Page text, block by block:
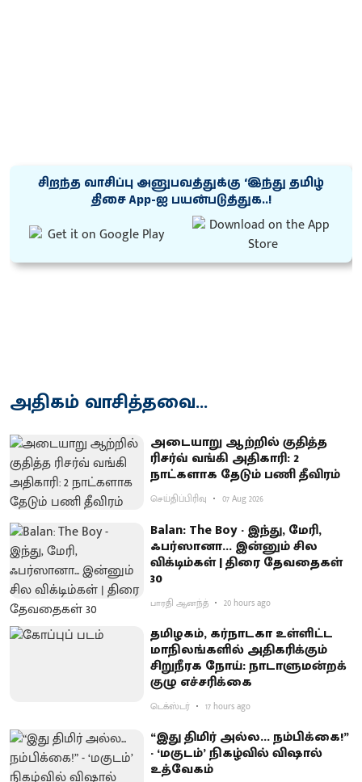
சிறந்த வாசிப்பு அனுபவத்துக்கு ‘இந்து தமிழ்
திசை App-ஐ பயன்படுத்துக..!
அதிகம் வாசித்தவை...
அடையாறு ஆற்றில் குதித்த
ரிசர்வ் வங்கி அதிகாரி: 2
நாட்களாக தேடும் பணி தீவிரம்
செய்திப்பிரிவு 07 Aug 2026
Balan: The Boy - இந்து, மேரி,
ஃபர்ஸானா... இன்னும் சில
விக்டிம்கள் | திரை தேவதைகள்
30
பாரதி ஆனந்த் 20 hours ago
தமிழகம், கர்நாடகா உள்ளிட்ட
மாநிலங்களில் அதிகரிக்கும்
சிறுநீரக நோய்: நாடாளுமன்றக்
குழு எச்சரிக்கை
டெக்ஸ்டர் 17 hours ago
“இது திமிர் அல்ல... நம்பிக்கை!”
- ‘மகுடம்’ நிகழ்வில் விஷால்
உத்வேகம்